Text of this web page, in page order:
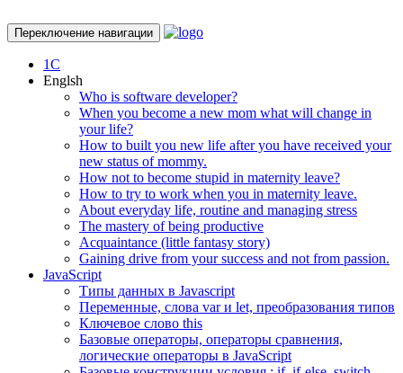
Переключение навигации
1С
Englsh
Who is software developer?
When you become a new mom what will change in
your life?
How to built you new life after you have received your
new status of mommy.
How not to become stupid in maternity leave?
How to try to work when you in maternity leave.
About everyday life, routine and managing stress
The mastery of being productive
Acquaintance (little fantasy story)
Gaining drive from your success and not from passion.
JavaScript
Типы данных в Javascript
Переменные, слова var и let, преобразования типов
Ключевое слово this
Базовые операторы, операторы сравнения,
логические операторы в JavaScript